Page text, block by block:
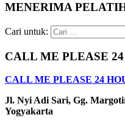
MENERIMA
Cari untuk:
CALL ME PLEASE
CALL ME PLEASE 24
Jl. Nyi Adi Sari, Gg.
Yogyakarta